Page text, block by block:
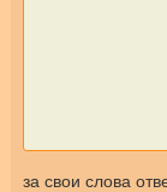
за свои слова